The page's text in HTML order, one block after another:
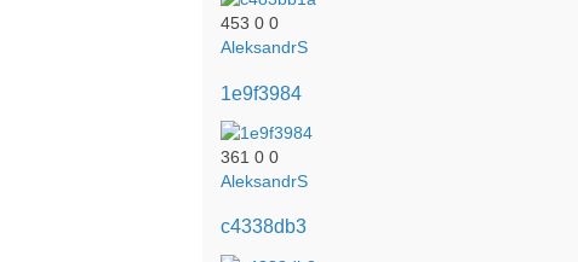
453 0 0
AleksandrS
1e9f3984
361 0 0
AleksandrS
c4338db3